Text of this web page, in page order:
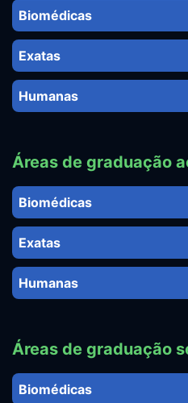
Biomédicas
Exatas
Humanas
Áreas de graduação
Biomédicas
Exatas
Humanas
Áreas de graduação
Biomédicas